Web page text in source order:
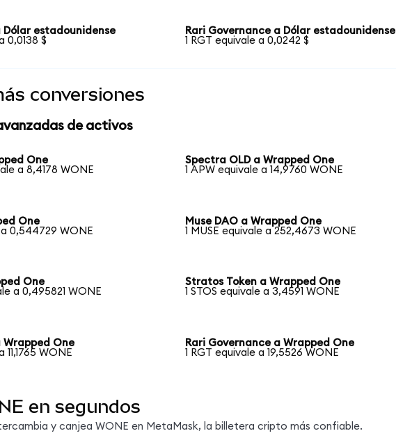
Dólar estadounidense
0,0138 $
Rari Governance a Dólar estadounidense
1 RGT equivale a 0,0242 $
conversiones
de activos
One
a 8,4178 WONE
Spectra OLD a Wrapped One
1 APW equivale a 14,9760 WONE
One
a 0,544729 WONE
Muse DAO a Wrapped One
1 MUSE equivale a 252,4673 WONE
One
a 0,495821 WONE
Stratos Token a Wrapped One
1 STOS equivale a 3,4591 WONE
One
11,1765 WONE
Rari Governance a Wrapped One
1 RGT equivale a 19,5526 WONE
en segundos
y canjea WONE en MetaMask, la billetera cripto más confiable.